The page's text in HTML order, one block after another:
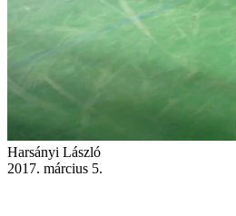
Harsányi László
2017. március 5.